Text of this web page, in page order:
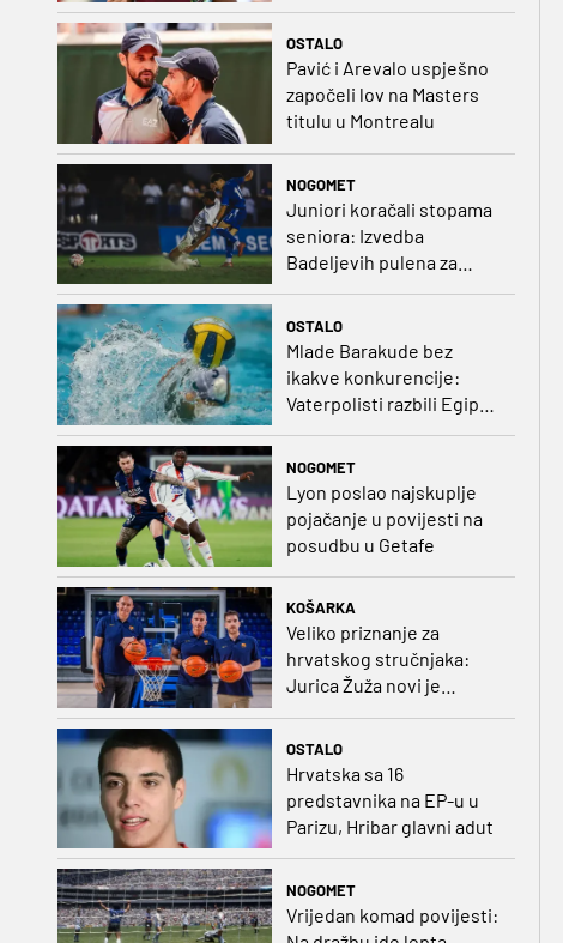
OSTALO
Pavić i Arevalo uspješno
započeli lov na Masters
titulu u Montrealu
NOGOMET
Juniori koračali stopama
seniora: Izvedba
Badeljevih pulena za
čistu peticu protiv
OSTALO
Mlade Barakude bez
ikakve konkurencije:
Vaterpolisti razbili Egipat
za polufinale SP-a!
NOGOMET
Lyon poslao najskuplje
pojačanje u povijesti na
posudbu u Getafe
KOŠARKA
Veliko priznanje za
hrvatskog stručnjaka:
Jurica Žuža novi je
OSTALO
Hrvatska sa 16
predstavnika na EP-u u
Parizu, Hribar glavni adut
NOGOMET
Vrijedan komad povijesti: